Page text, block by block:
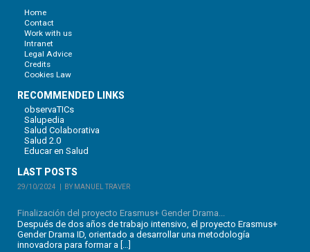
Home
Contact
Work with us
Intranet
Legal Advice
Credits
Cookies Law
RECOMMENDED LINKS
observaTICs
Salupedia
Salud Colaborativa
Salud 2.0
Educar en Salud
LAST POSTS
29/10/2024 BY MANUEL TRAVER
Finalización del proyecto Erasmus+ Gender Drama...
Después de dos años de trabajo intensivo, el proyecto Erasmus+
Gender Drama ID, orientado a desarrollar una metodología
innovadora para formar a […]